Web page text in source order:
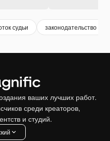
судьи законодательство
ваших лучших работ.
среди креаторов,
и студий.